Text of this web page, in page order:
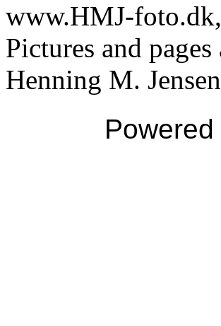
www.HMJ-
Pictures and
Henning M.